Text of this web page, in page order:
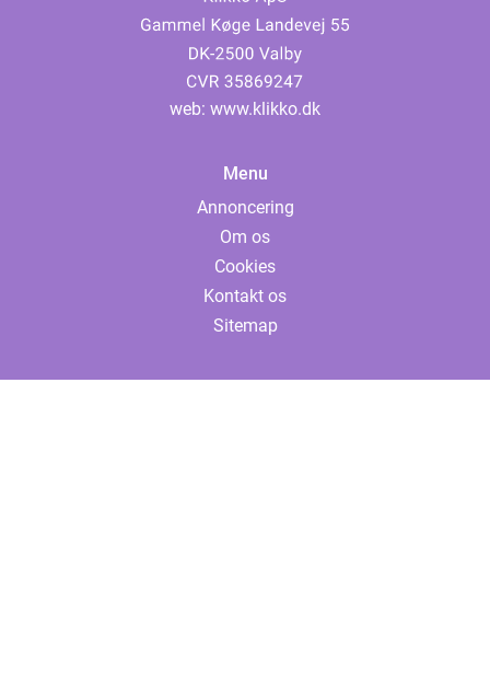
web: www.klikko.dk
Menu
Annoncering
Om os
Cookies
Kontakt os
Sitemap